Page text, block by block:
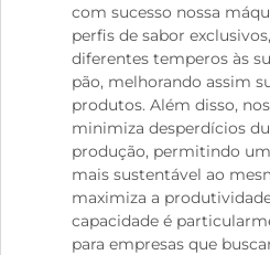
com sucesso nossa
perfis de sabor
diferentes temperos às
pão, melhorando assim
produtos. Além disso,
minimiza desperdícios
produção, permitindo
mais sustentável ao
maximiza a
capacidade é
para empresas que